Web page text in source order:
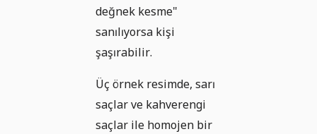
değnek kesme"
sanılıyorsa kişi
şaşırabilir.
Üç örnek resimde, sarı
saçlar ve kahverengi
saçlar ile homojen bir